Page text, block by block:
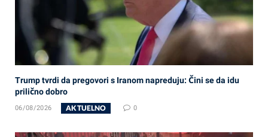
Trump tvrdi da pregovori s Iranom napreduju: Čini se da idu
prilično dobro
06/08/2026 AKTUELNO 0